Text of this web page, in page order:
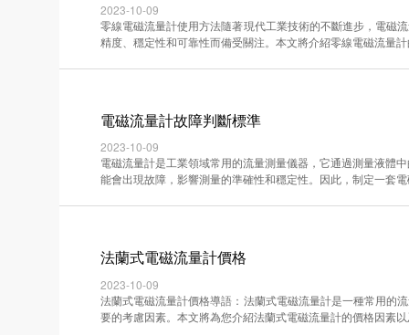
2023-10-09
零線電磁流量計使用方法隨著現代工業技術的不斷進步，電磁
精度、穩定性和可靠性而備受關注。本文將介紹零線電磁流量計
電磁流量計故障判斷標準
2023-10-09
電磁流量計是工業領域常用的流量測量儀器，它通過測量液體
能會出現故障，影響測量的準確性和穩定性。因此，制定一套電
法蘭式電磁流量計價格
2023-10-09
法蘭式電磁流量計價格導語：法蘭式電磁流量計是一種常用的
要的考慮因素。本文將為您介紹法蘭式電磁流量計的價格因素以